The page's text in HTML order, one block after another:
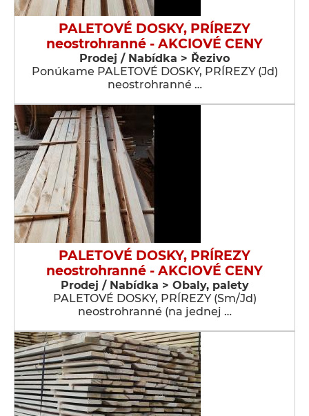
PALETOVÉ DOSKY, PRÍREZY
neostrohranné - AKCIOVÉ CENY
Prodej / Nabídka > Řezivo
Ponúkame PALETOVÉ DOSKY, PRÍREZY (Jd)
neostrohranné …
PALETOVÉ DOSKY, PRÍREZY
neostrohranné - AKCIOVÉ CENY
Prodej / Nabídka > Obaly, palety
PALETOVÉ DOSKY, PRÍREZY (Sm/Jd)
neostrohranné (na jednej …